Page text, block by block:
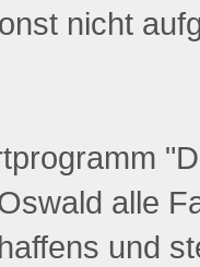
nicht
alle
und